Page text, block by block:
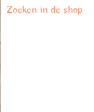
Zoeken in de shop